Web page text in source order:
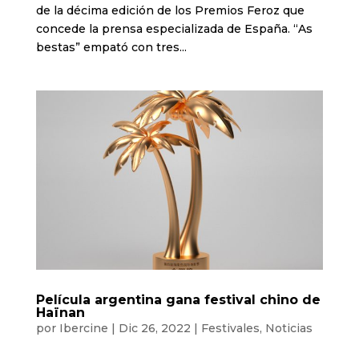
de la décima edición de los Premios Feroz que
concede la prensa especializada de España. “As
bestas” empató con tres...
Película argentina gana festival chino de
Haïnan
por Ibercine Dic 26, 2022 Festivales, Noticias